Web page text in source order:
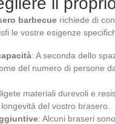
barbecue richiede di
le vostre esigenze
: A seconda dello
del numero di persone
materiali durevoli e
del vostro brasero.
: Alcuni braseri